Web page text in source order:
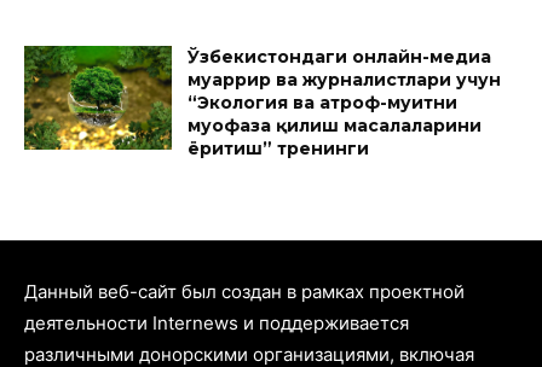
Ўзбекистондаги онлайн-медиа
муҳаррир ва журналистлари учун
“Экология ва атроф-муҳитни
муҳофаза қилиш масалаларини
ёритиш” тренинги
Данный веб-сайт был создан в рамках проектной
деятельности Internews и поддерживается
различными донорскими организациями, включая